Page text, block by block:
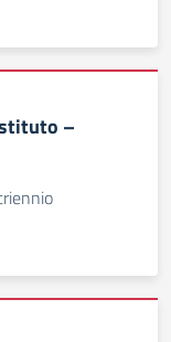
–